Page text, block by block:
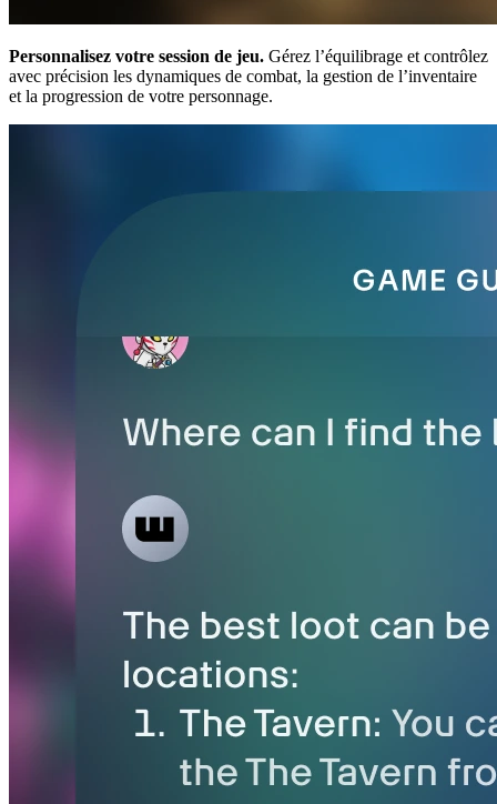
Personnalisez votre session de jeu. Gérez l’équilibrage et contrôlez
avec précision les dynamiques de combat, la gestion de l’inventaire
et la progression de votre personnage.